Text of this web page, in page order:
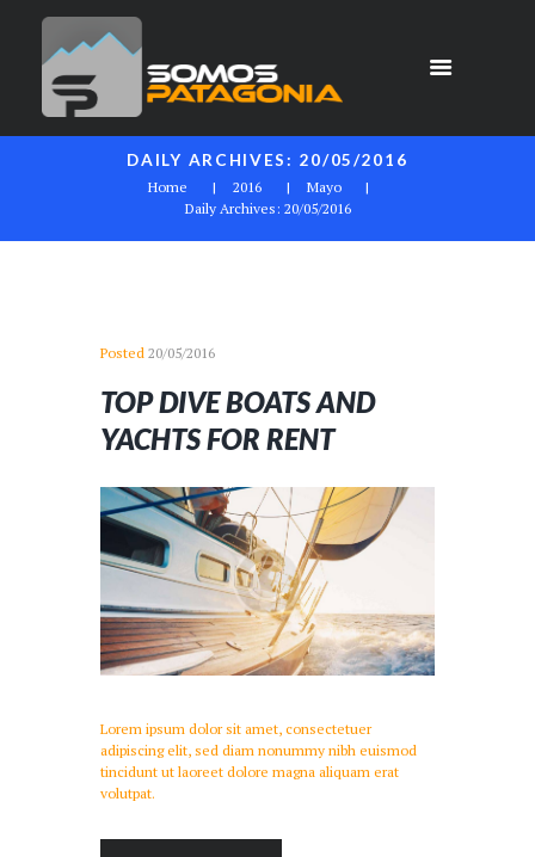
DAILY ARCHIVES: 20/05/2016
Home 2016
Mayo
Daily Archives: 20/05/2016
Posted 20/05/2016
TOP DIVE BOATS AND
YACHTS FOR RENT
Lorem ipsum dolor sit amet, consectetuer
adipiscing elit, sed diam nonummy nibh euismod
tincidunt ut laoreet dolore magna aliquam erat
volutpat.